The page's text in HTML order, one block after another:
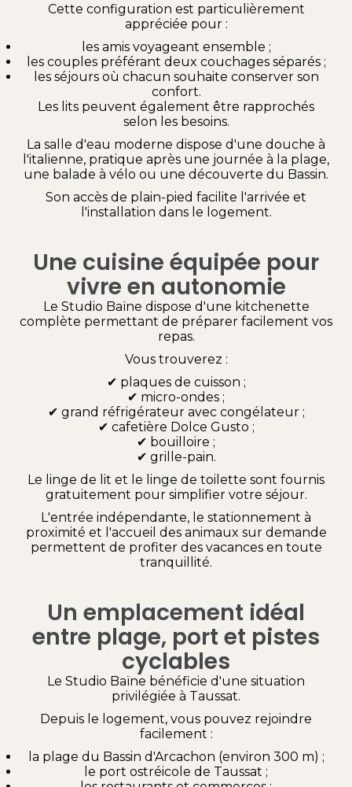
Cette configuration est particulièrement
appréciée pour :
les amis voyageant ensemble ;
les couples préférant deux couchages séparés ;
les séjours où chacun souhaite conserver son
confort.
Les lits peuvent également être rapprochés
selon les besoins.
La salle d'eau moderne dispose d'une douche à
l'italienne, pratique après une journée à la plage,
une balade à vélo ou une découverte du Bassin.
Son accès de plain-pied facilite l'arrivée et
l'installation dans le logement.
Une cuisine équipée pour
vivre en autonomie
Le Studio Baïne dispose d'une kitchenette
complète permettant de préparer facilement vos
repas.
Vous trouverez :
✔ plaques de cuisson ;
✔ micro-ondes ;
✔ grand réfrigérateur avec congélateur ;
✔ cafetière Dolce Gusto ;
✔ bouilloire ;
✔ grille-pain.
Le linge de lit et le linge de toilette sont fournis
gratuitement pour simplifier votre séjour.
L'entrée indépendante, le stationnement à
proximité et l'accueil des animaux sur demande
permettent de profiter des vacances en toute
tranquillité.
Un emplacement idéal
entre plage, port et pistes
cyclables
Le Studio Baïne bénéficie d'une situation
privilégiée à Taussat.
Depuis le logement, vous pouvez rejoindre
facilement :
la plage du Bassin d'Arcachon (environ 300 m) ;
le port ostréicole de Taussat ;